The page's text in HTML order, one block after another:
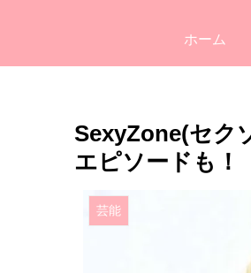
ホーム
SexyZone(セク
エピソードも！
芸能